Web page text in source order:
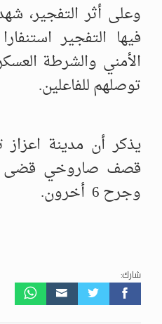
وعلى أثر التفجير،
فيها التفجير
الأمني والشرطة
توصلهم للفاعلين.
يذكر أن مدينة
وجرح 6 أخرون.
شارك: